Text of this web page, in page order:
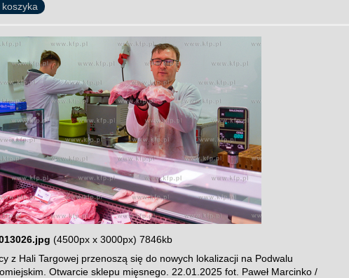
(4500px x 3000px) 7846kb
z Hali Targowej przenoszą się do nowych lokalizacji na Podwalu
Otwarcie sklepu mięsnego. 22.01.2025 fot. Paweł Marcinko /